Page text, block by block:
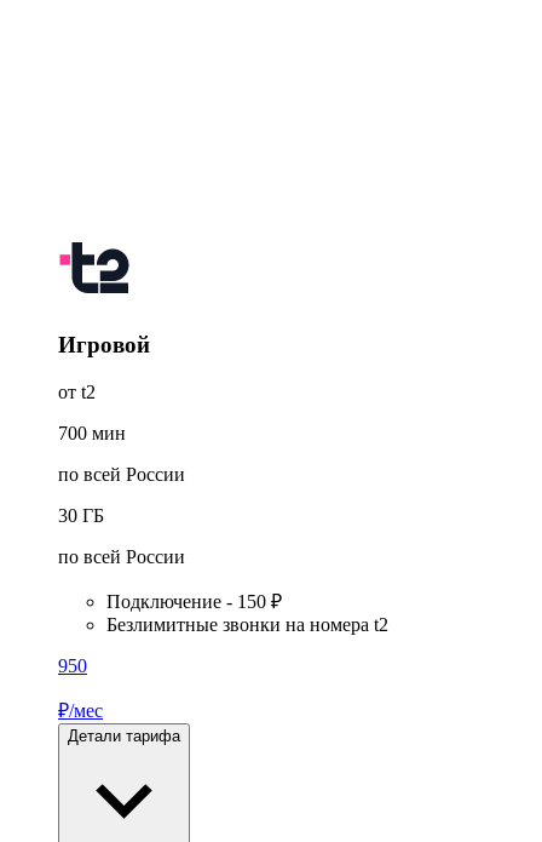
Игровой
от t2
700 мин
по всей России
30 ГБ
по всей России
Подключение - 150 ₽
Безлимитные звонки на номера t2
950
₽/мес
Детали тарифа